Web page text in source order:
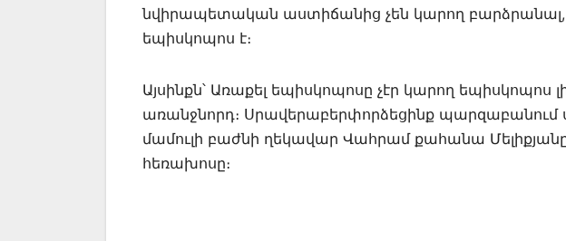
նվիրապետական աստիճանից չեն կարող բարձրանալ,
եպիսկոպոս է։
Այսինքն՝ Առաքել եպիսկոպոսը չէր կարող եպիսկոպոս
առանջնորդ։ Սրավերաբերփորձեցինք պարզաբանում
մամուլի բաժնի ղեկավար Վահրամ քահանա
հեռախոսը։